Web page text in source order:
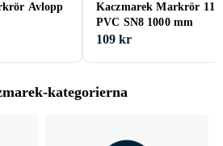
Avlopp
Kaczmarek Markrör 110
PVC SN8 1000 mm
109 kr
kategorierna